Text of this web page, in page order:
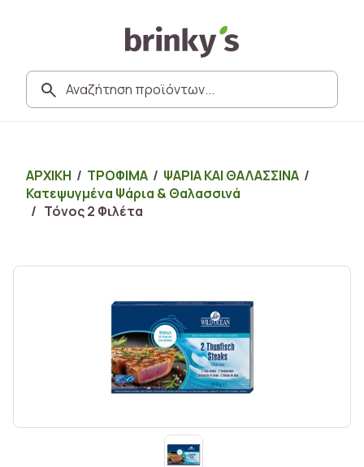
ΑΡΧΙΚΗ / ΤΡΟΦΙΜΑ / ΨΑΡΙΑ ΚΑΙ ΘΑΛΑΣΣΙΝΑ /
Κατεψυγμένα Ψάρια & Θαλασσινά
/ Τόνος 2 Φιλέτα